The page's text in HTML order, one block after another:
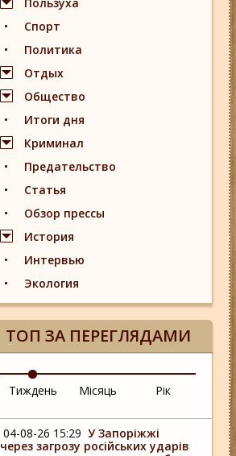
Спорт
Политика
Отдых
Общество
Итоги дня
Криминал
Предательство
Статья
Обзор прессы
История
Интервью
Экология
ТОП ЗА ПЕРЕГЛЯДАМИ
Тиждень Місяць Рік
04-08-26 15:29 У Запоріжжі
через загрозу російських ударів